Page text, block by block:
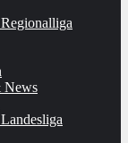
News